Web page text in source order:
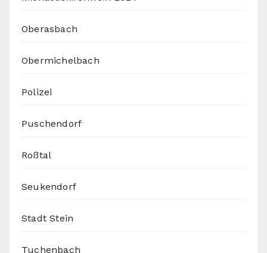
Oberasbach
Obermichelbach
Polizei
Puschendorf
Roßtal
Seukendorf
Stadt Stein
Tuchenbach